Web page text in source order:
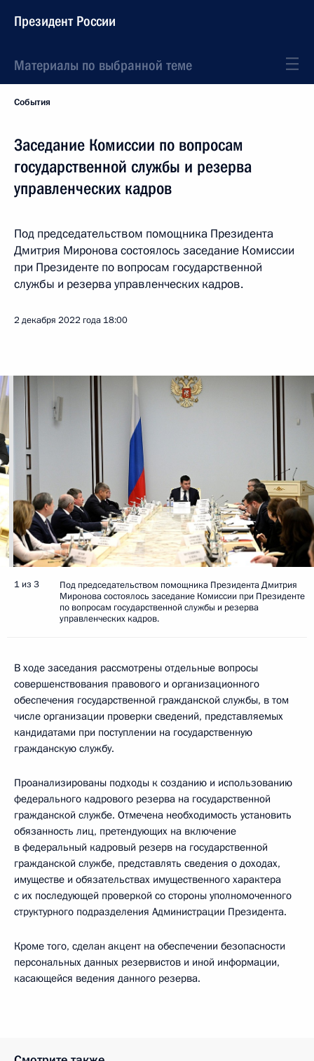
Президент России
Материалы по выбранной теме
События
Заседание Комиссии по вопросам
государственной службы и резерва
управленческих кадров
Под председательством помощника Президента
Дмитрия Миронова состоялось заседание Комиссии
при Президенте по вопросам государственной
службы и резерва управленческих кадров.
2 декабря 2022 года 18:00
1 из 3
Под председательством помощника Президента Дмитрия
Миронова состоялось заседание Комиссии при Президенте
по вопросам государственной службы и резерва
управленческих кадров.
В ходе заседания рассмотрены отдельные вопросы
совершенствования правового и организационного
обеспечения государственной гражданской службы, в том
числе организации проверки сведений, представляемых
кандидатами при поступлении на государственную
гражданскую службу.
Проанализированы подходы к созданию и использованию
федерального кадрового резерва на государственной
гражданской службе. Отмечена необходимость установить
обязанность лиц, претендующих на включение
в федеральный кадровый резерв на государственной
гражданской службе, представлять сведения о доходах,
имуществе и обязательствах имущественного характера
с их последующей проверкой со стороны уполномоченного
структурного подразделения Администрации Президента.
Кроме того, сделан акцент на обеспечении безопасности
персональных данных резервистов и иной информации,
касающейся ведения данного резерва.